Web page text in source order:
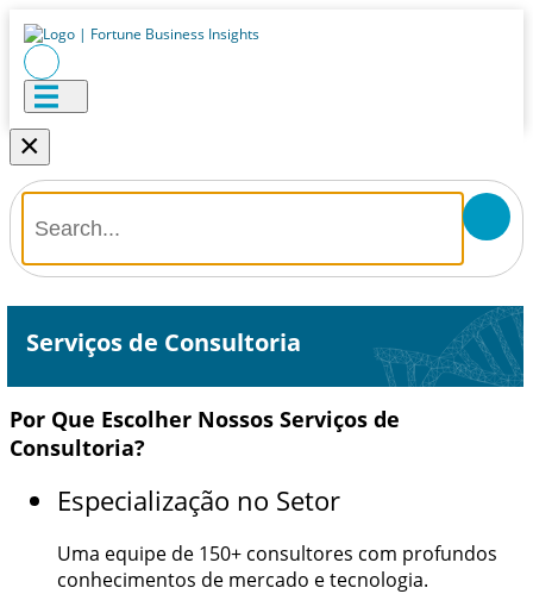
×
Serviços de Consultoria
Por Que Escolher Nossos Serviços de
Consultoria?
Especialização no Setor
Uma equipe de 150+ consultores com profundos
conhecimentos de mercado e tecnologia.